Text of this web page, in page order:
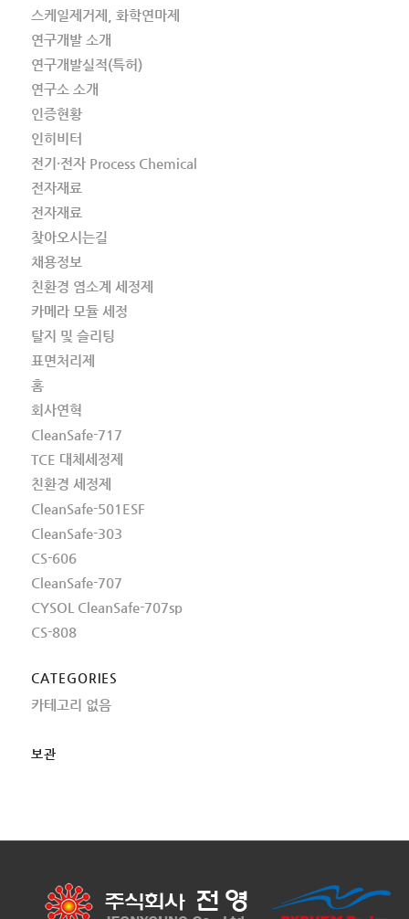
스케일제거제, 화학연마제
연구개발 소개
연구개발실적(특허)
연구소 소개
인증현황
인히비터
전기·전자 Process Chemical
전자재료
전자재료
찾아오시는길
채용정보
친환경 염소계 세정제
카메라 모듈 세정
탈지 및 슬리팅
표면처리제
홈
회사연혁
CleanSafe-717
TCE 대체세정제
친환경 세정제
CleanSafe-501ESF
CleanSafe-303
CS-606
CleanSafe-707
CYSOL CleanSafe-707sp
CS-808
CATEGORIES
카테고리 없음
보관